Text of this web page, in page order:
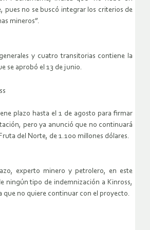
pues no se buscó integrar los criterios de
mineros”.
y cuatro transitorias contiene la
se aprobó el 13 de junio.
plazo hasta el 1 de agosto para firmar
pero ya anunció que no continuará
del Norte, de 1.100 millones dólares.
experto minero y petrolero, en este
ningún tipo de indemnización a Kinross,
que no quiere continuar con el proyecto.